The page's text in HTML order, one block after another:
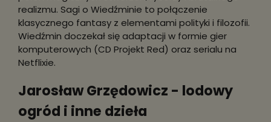
realizmu. Sagi o Wiedźminie to połączenie
klasycznego fantasy z elementami polityki i filozofii.
Wiedźmin doczekał się adaptacji w formie gier
komputerowych (CD Projekt Red) oraz serialu na
Netflixie.
Jarosław Grzędowicz - lodowy
ogród i inne dzieła